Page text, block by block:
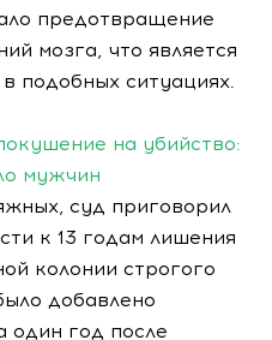
предотвращение
мозга, что является
подобных ситуациях.
на убийство:
мужчин
суд приговорил
к 13 годам лишения
колонии строгого
добавлено
один год после